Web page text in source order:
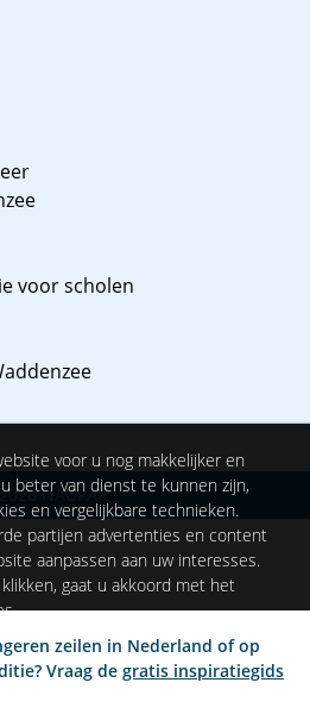
voor scholen
2026NAUPAR
zeilen in Nederland of op
Vraag de gratis inspiratiegids
voor u nog makkelijker en
beter van dienst te kunnen zijn,
en vergelijkbare technieken.
partijen advertenties en content
aanpassen aan uw interesses.
gaat u akkoord met het
Instellingen